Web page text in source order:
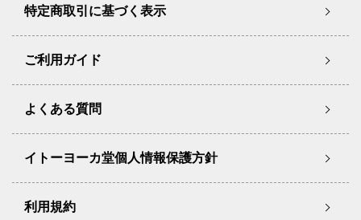
特定商取引に基づく表示
ご利用ガイド
よくある質問
イトーヨーカ堂個人情報保護方針
利用規約